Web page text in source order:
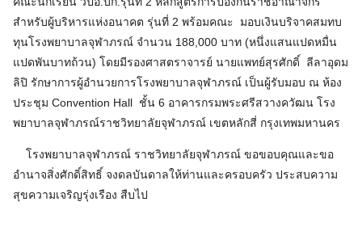
สำหรับผู้บริหารแห่งอนาคต รุ่นที่ 2 พร้อมคณะ มอบเงินบริจาคสมทบ
ทุนโรงพยาบาลจุฬาภรณ์ จำนวน 188,000 บาท (หนึ่งแสนแปดหมื่น
แปดพันบาทถ้วน) โดยมีรองศาสตราจารย์ นายแพทย์สุรศักดิ์ ลีลาอุดม
ลิปิ รักษาการผู้อำนวยการโรงพยาบาลจุฬาภรณ์ เป็นผู้รับมอบ ณ ห้อง
ประชุม Convention Hall ชั้น 6 อาคารกรมพระศรีสวางควัฒน โรง
พยาบาลจุฬาภรณ์ราชวิทยาลัยจุฬาภรณ์ เขตหลักสี่ กรุงเทพมหานคร
โรงพยาบาลจุฬาภรณ์ ราชวิทยาลัยจุฬาภรณ์ ขอขอบคุณและขอ
อำนาจสิ่งศักดิ์สิทธิ์ จงดลบันดาลให้ท่านและครอบครัว ประสบความ
สุขความเจริญรุ่งเรือง สืบไป